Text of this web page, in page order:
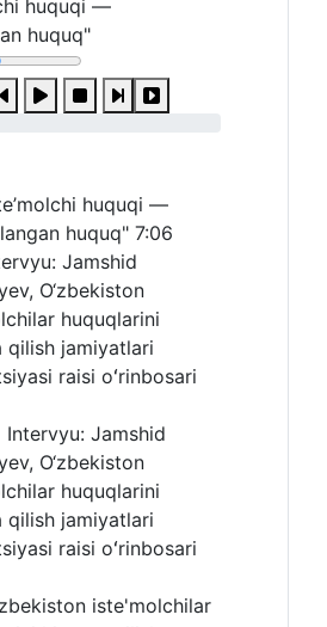
huquqi —
huquq"
huquqi —
huquq" 7:06
Jamshid
O‘zbekiston
huquqlarini
qilish jamiyatlari
raisi oʻrinbosari
Jamshid
O‘zbekiston
huquqlarini
qilish jamiyatlari
raisi oʻrinbosari
iste'molchilar